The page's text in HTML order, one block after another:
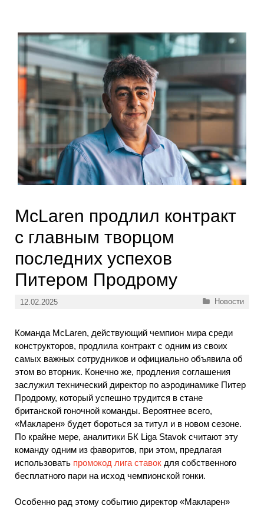
McLaren продлил контракт
с главным творцом
последних успехов
Питером Продрому
12.02.2025 Рубрики
Новости
Команда McLaren, действующий чемпион мира среди
конструкторов, продлила контракт с одним из своих
самых важных сотрудников и официально объявила об
этом во вторник. Конечно же, продления соглашения
заслужил технический директор по аэродинамике Питер
Продрому, который успешно трудится в стане
британской гоночной команды. Вероятнее всего,
«Макларен» будет бороться за титул и в новом сезоне.
По крайне мере, аналитики БК Liga Stavok считают эту
команду одним из фаворитов, при этом, предлагая
использовать промокод лига ставок для собственного
бесплатного пари на исход чемпионской гонки.
Особенно рад этому событию директор «Макларен»